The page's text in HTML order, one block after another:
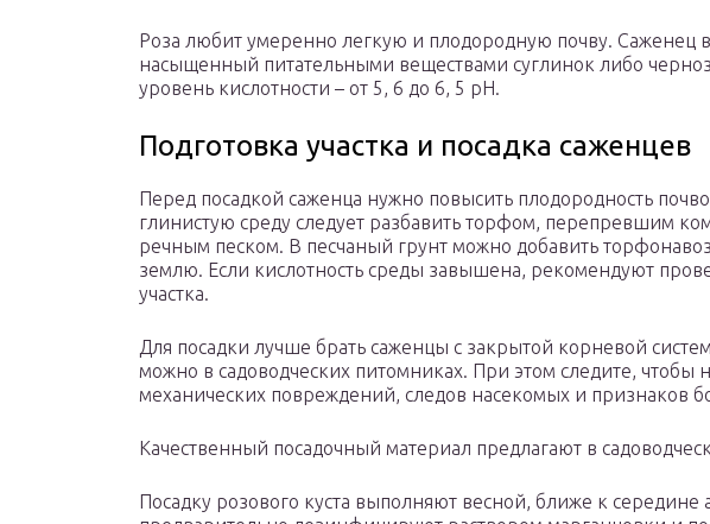
Роза любит умеренно легкую и плодородную почву. Саженец
насыщенный питательными веществами суглинок либо
уровень кислотности – от 5, 6 до 6, 5 рН.
Подготовка участка и посадка саженцев
Перед посадкой саженца нужно повысить плодородность
глинистую среду следует разбавить торфом, перепревшим
речным песком. В песчаный грунт можно добавить
землю. Если кислотность среды завышена, рекомендуют
участка.
Для посадки лучше брать саженцы с закрытой корневой
можно в садоводческих питомниках. При этом следите, чтобы
механических повреждений, следов насекомых и признаков
Качественный посадочный материал предлагают в
Посадку розового куста выполняют весной, ближе к середине